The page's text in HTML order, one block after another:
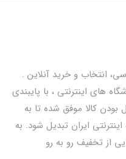
انتخاب و خرید آنلاین .
های اینترنتی ، با پایبندی
کالا موفق شده تا به
ایران تبدیل شود. به
از تخفيف رو به رو